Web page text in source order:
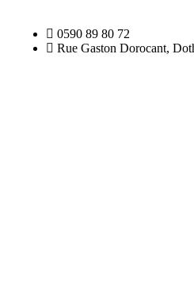
0590 89 80 72
Rue Gaston Dorocant,